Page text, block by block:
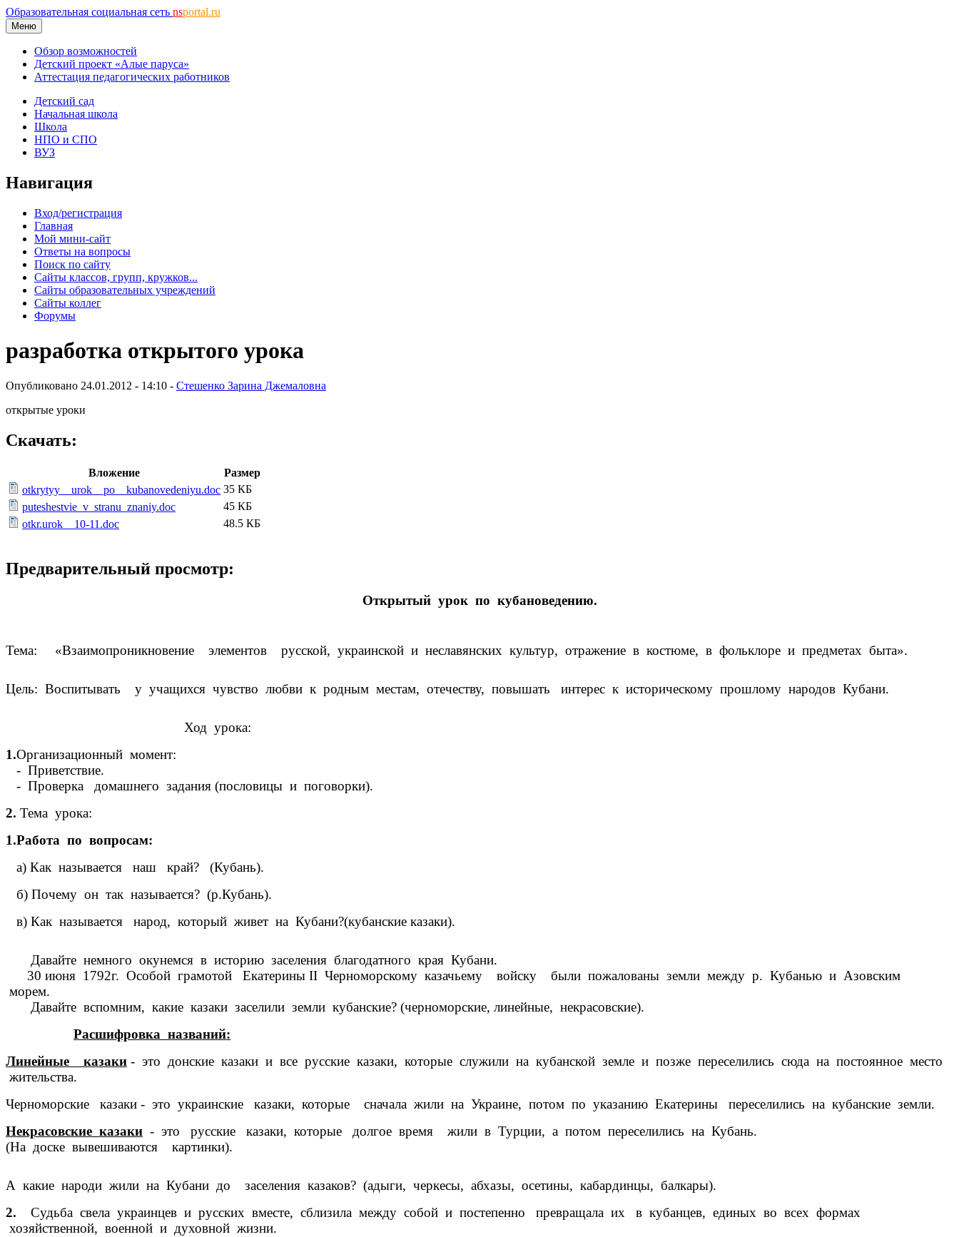
Образовательная социальная сеть nsportal.ru
Меню
Обзор возможностей
Детский проект «Алые паруса»
Аттестация педагогических работников
Детский сад
Начальная школа
Школа
НПО и СПО
ВУЗ
Навигация
Вход/регистрация
Главная
Мой мини-сайт
Ответы на вопросы
Поиск по сайту
Сайты классов, групп, кружков...
Сайты образовательных учреждений
Сайты коллег
Форумы
разработка открытого урока
Опубликовано 24.01.2012 - 14:10 - Стешенко Зарина Джемаловна
открытые уроки
Скачать:
Вложение
Размер
otkrytyy__urok__po__kubanovedeniyu.doc 35 КБ
puteshestvie_v_stranu_znaniy.doc
45 КБ
otkr.urok__10-11.doc
48.5 КБ
Предварительный просмотр:
Открытый урок по кубановедению.
Тема: «Взаимопроникновение элементов русской, украинской и неславянских культур, отражение в костюме, в фольклоре и предметах быта».
Цель: Воспитывать у учащихся чувство любви к родным местам, отечеству, повышать интерес к историческому прошлому народов Кубани.
Ход урока:
1.Организационный момент:
- Приветствие.
- Проверка домашнего задания (пословицы и поговорки).
2. Тема урока:
1.Работа по вопросам:
а) Как называется наш край? (Кубань).
б) Почему он так называется? (р.Кубань).
в) Как называется народ, который живет на Кубани?(кубанские казаки).
Давайте немного окунемся в историю заселения благодатного края Кубани.
30 июня 1792г. Особой грамотой Екатерины II Черноморскому казачьему войску были пожалованы земли между р. Кубанью и Азовским
морем.
Давайте вспомним, какие казаки заселили земли кубанские? (черноморские, линейные, некрасовские).
Расшифровка названий:
Линейные казаки - это донские казаки и все русские казаки, которые служили на кубанской земле и позже переселились сюда на постоянное место
жительства.
Черноморские казаки - это украинские казаки, которые сначала жили на Украине, потом по указанию Екатерины переселились на кубанские земли.
Некрасовские казаки - это русские казаки, которые долгое время жили в Турции, а потом переселились на Кубань.
(На доске вывешиваются картинки).
А какие народи жили на Кубани до заселения казаков? (адыги, черкесы, абхазы, осетины, кабардинцы, балкары).
2. Судьба свела украинцев и русских вместе, сблизила между собой и постепенно превращала их в кубанцев, единых во всех формах
хозяйственной, военной и духовной жизни.